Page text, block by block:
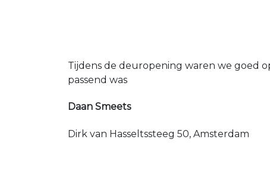
Tijdens de deuropening waren we goed
passend was
Daan Smeets
Dirk van Hasseltssteeg 50, Amsterdam